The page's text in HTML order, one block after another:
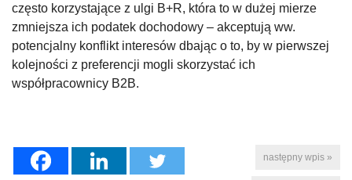
często korzystające z ulgi B+R, która to w dużej mierze
zmniejsza ich podatek dochodowy – akceptują ww.
potencjalny konflikt interesów dbając o to, by w pierwszej
kolejności z preferencji mogli skorzystać ich
współpracownicy B2B.
następny wpis »